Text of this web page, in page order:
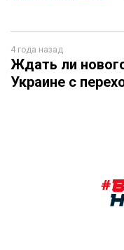
4 года назад
Ждать ли
Украине с